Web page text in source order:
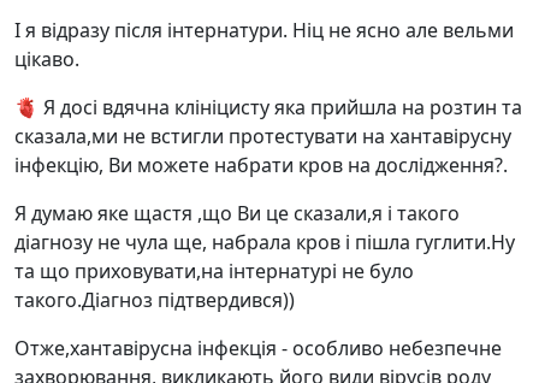
І я відразу після інтернатури. Ніц не ясно але вельми
цікаво.
🫀 Я досі вдячна клініцисту яка прийшла на розтин та
сказала,ми не встигли протестувати на хантавірусну
інфекцію, Ви можете набрати кров на дослідження?.
Я думаю яке щастя ,що Ви це сказали,я і такого
діагнозу не чула ще, набрала кров і пішла гуглити.Ну
та що приховувати,на інтернатурі не було
такого.Діагноз підтвердився))
Отже,хантавірусна інфекція - особливо небезпечне
захворювання, викликають його види вірусів роду